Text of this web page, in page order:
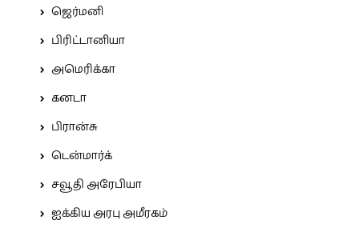
ஜெர்மனி
பிரிட்டானியா
அமெரிக்கா
கனடா
பிரான்சு
டென்மார்க்
சவூதி அரேபியா
ஐக்கிய அரபு அமீரகம்